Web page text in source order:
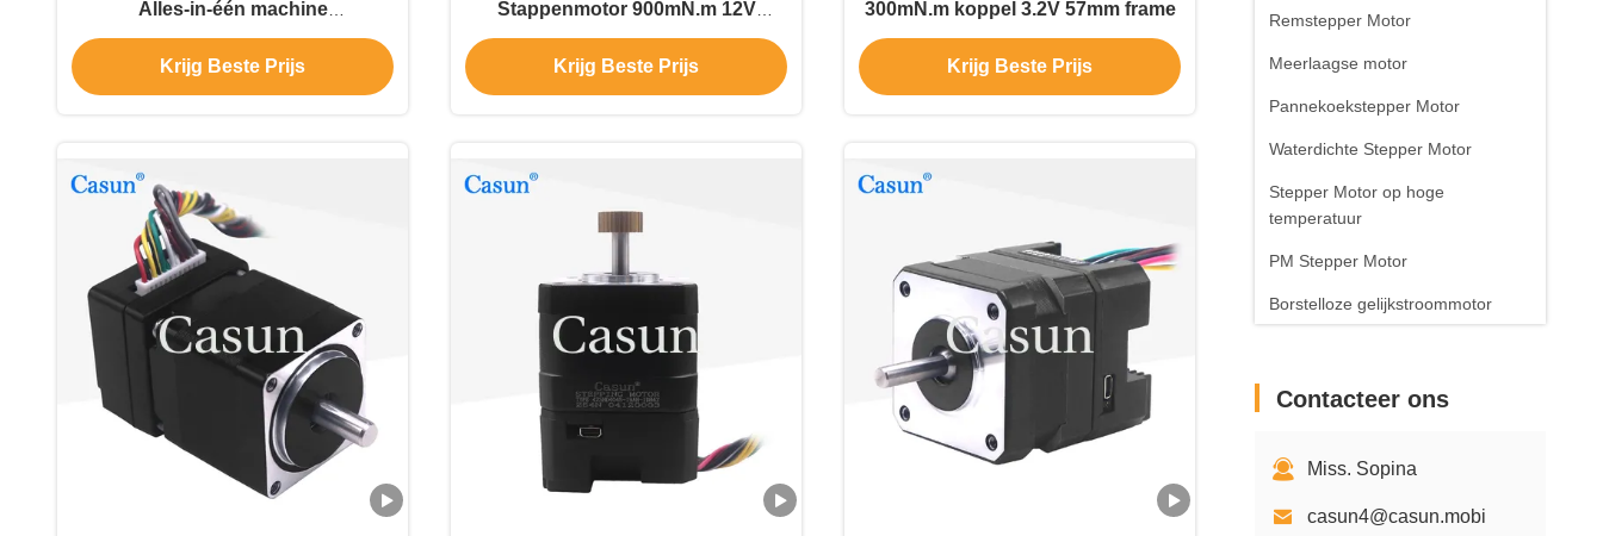
Remstepper Motor
Meerlaagse motor
Pannekoekstepper Motor
Waterdichte Stepper Motor
Stepper Motor op hoge
temperatuur
PM Stepper Motor
Borstelloze gelijkstroommotor
Driver
Contacteer ons
Miss. Sopina
casun4@casun.mobi
Alles-in-één machine
Stappenmotor met Rem voor
Industriële Robot
Krijg Beste Prijs
Stappenmotor 900mN.m 12V
IRS57E
Krijg Beste Prijs
300mN.m koppel 3.2V 57mm frame
Krijg Beste Prijs